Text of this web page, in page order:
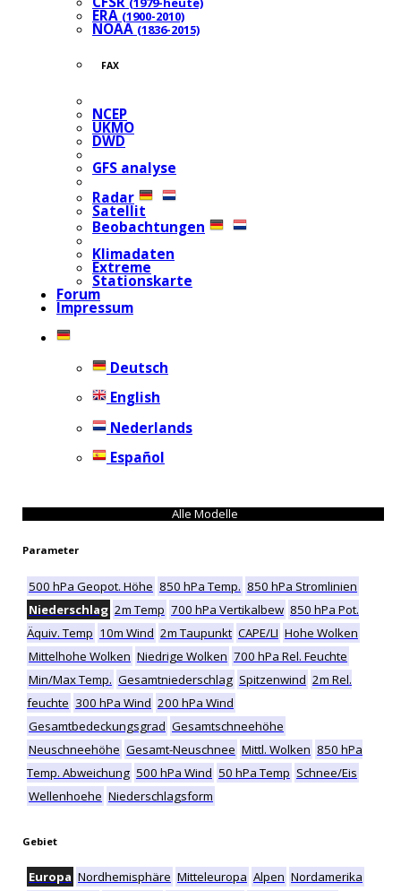
ERA (1900-2010)
NOAA (1836-2015)
FAX
NCEP
UKMO
DWD
GFS analyse
Radar
Satellit
Beobachtungen
Klimadaten
Extreme
Stationskarte
Forum
Impressum
Deutsch
English
Nederlands
Español
Alle Modelle
Parameter
500 hPa Geopot. Höhe 850 hPa Temp. 850 hPa Stromlinien
Niederschlag 2m Temp 700 hPa Vertikalbew 850 hPa Pot.
Äquiv. Temp 10m Wind 2m Taupunkt CAPE/LI Hohe Wolken
Mittelhohe Wolken Niedrige Wolken 700 hPa Rel. Feuchte
Min/Max Temp. Gesamtniederschlag Spitzenwind 2m Rel.
feuchte 300 hPa Wind 200 hPa Wind
Gesamtbedeckungsgrad Gesamtschneehöhe
Neuschneehöhe Gesamt-Neuschnee Mittl. Wolken 850 hPa
Temp. Abweichung 500 hPa Wind 50 hPa Temp Schnee/Eis
Wellenhoehe Niederschlagsform
Gebiet
Europa Nordhemisphäre Mitteleuropa Alpen Nordamerika